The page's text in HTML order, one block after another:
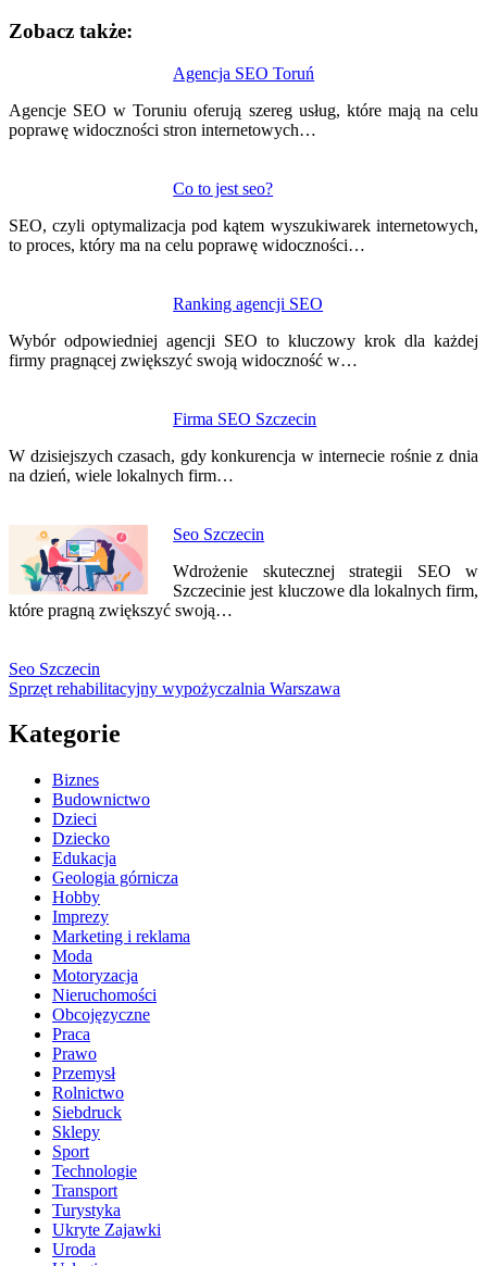
Zobacz także:
Agencja SEO Toruń
Agencje SEO w Toruniu oferują szereg usług, które mają na celu
poprawę widoczności stron internetowych…
Co to jest seo?
SEO, czyli optymalizacja pod kątem wyszukiwarek internetowych,
to proces, który ma na celu poprawę widoczności…
Ranking agencji SEO
Wybór odpowiedniej agencji SEO to kluczowy krok dla każdej
firmy pragnącej zwiększyć swoją widoczność w…
Firma SEO Szczecin
W dzisiejszych czasach, gdy konkurencja w internecie rośnie z dnia
na dzień, wiele lokalnych firm…
Seo Szczecin
Wdrożenie skutecznej strategii SEO w
Szczecinie jest kluczowe dla lokalnych firm,
które pragną zwiększyć swoją…
wpisu
Seo Szczecin
Sprzęt rehabilitacyjny wypożyczalnia Warszawa
Kategorie
Biznes
Budownictwo
Dzieci
Dziecko
Edukacja
Geologia górnicza
Hobby
Imprezy
Marketing i reklama
Moda
Motoryzacja
Nieruchomości
Obcojęzyczne
Praca
Prawo
Przemysł
Rolnictwo
Siebdruck
Sklepy
Sport
Technologie
Transport
Turystyka
Ukryte Zajawki
Uroda